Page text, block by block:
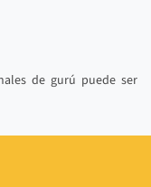
de gurú puede ser